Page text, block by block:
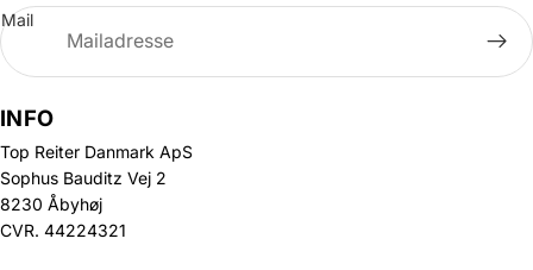
Mail
INFO
Top Reiter Danmark ApS
Sophus Bauditz Vej 2
8230 Åbyhøj
CVR. 44224321